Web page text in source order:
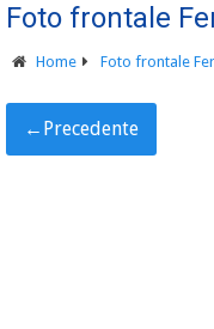
Foto frontale
Home Foto frontale
← Precedente